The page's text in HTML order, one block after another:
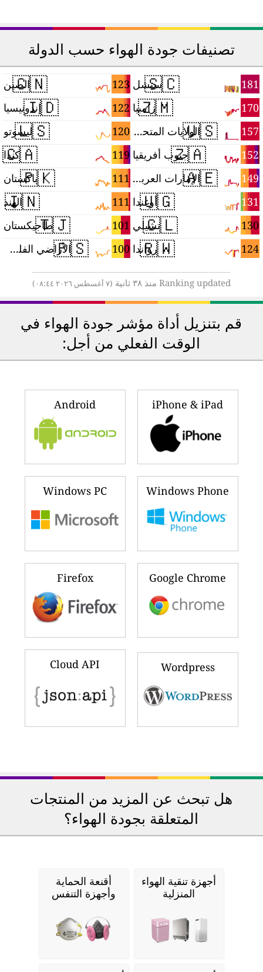
تصنيفات جودة الهواء حسب الدولة
🇸🇨 181 سيشل
🇿🇲 170 زامبيا
🇺🇸 157 الولايات المتحدة
🇿🇦 152 جنوب أفريقيا
🇦🇪 149 الإمارات العربية المتحدة
🇺🇬 131 أوغندا
🇨🇱 130 تشيلي
🇷🇼 124 رواندا
🇨🇳 123 الصين
🇮🇩 122 إندونيسيا
🇱🇸 120 ليسوتو
🇨🇦 119 كندا
🇵🇰 111 باكستان
🇮🇳 111 الهند
🇹🇯 101 طاجيكستان
🇵🇸 100 الأراضي الفلسطينية
Ranking updated منذ ٣٨ ثانية
قم بتنزيل أداة مؤشر جودة الهواء في
الوقت الفعلي من أجل:
iPhone & iPad
Android
Windows Phone
Windows PC
Google Chrome
Firefox
Wordpress
Cloud API
هل تبحث عن المزيد من المنتجات
المتعلقة بجودة الهواء؟
أجهزة تنقية الهواء
المنزلية
أقنعة الحماية
وأجهزة التنفس